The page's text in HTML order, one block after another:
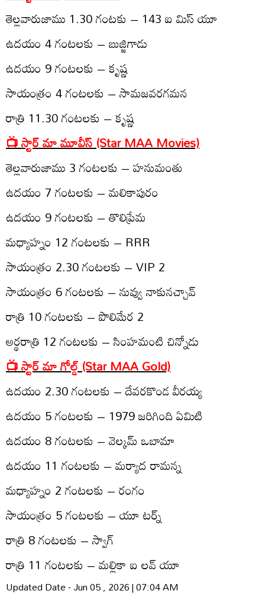
తెల్ల‌వారుజాము 1.30 గంట‌కు – 143 ఐ మిస్ యూ
ఉద‌యం 4 గంట‌ల‌కు – బుజ్జిగాడు
ఉద‌యం 9 గంట‌ల‌కు – కృష్ణ‌
సాయంత్రం 4 గంట‌ల‌కు – సామ‌జ‌వ‌ర‌గ‌మ‌న‌
రాత్రి 11.30 గంట‌ల‌కు – కృష్ణ‌
📺 స్టార్ మా మూవీస్‌ (Star MAA Movies)
తెల్ల‌వారుజాము 3 గంట‌ల‌కు – హ‌నుమంతు
ఉద‌యం 7 గంట‌ల‌కు – మ‌లికాపురం
ఉద‌యం 9 గంట‌ల‌కు – తొలిప్రేమ‌
మ‌ధ్యాహ్నం 12 గంట‌ల‌కు – RRR
సాయంత్రం 2.30 గంట‌ల‌కు – VIP 2
సాయంత్రం 6 గంట‌ల‌కు – నువ్వు నాకున‌చ్చావ్‌
రాత్రి 10 గంట‌ల‌కు – పొలిమేర 2
అర్థ‌రాత్రి 12 గంట‌ల‌కు – సింహ‌మంటి చిన్నోడు
📺 స్టార్ మా గోల్డ్ (Star MAA Gold)
ఉద‌యం 2.30 గంట‌ల‌కు – దేవ‌ర‌కొండ వీర‌య్య‌
ఉద‌యం 5 గంట‌ల‌కు – 1979 జ‌రిగింది ఏమిటి
ఉద‌యం 8 గంట‌ల‌కు – వెల్క‌మ్ ఒబామా
ఉద‌యం 11 గంట‌లకు – మ‌ర్యాద రామ‌న్న‌
మధ్యాహ్నం 2 గంట‌లకు – రంగం
సాయంత్రం 5 గంట‌లకు – యూ ట‌ర్న్‌
రాత్రి 8 గంట‌లకు – స్వాగ్‌
రాత్రి 11 గంట‌ల‌కు – మ‌ల్లికా ఐ ల‌వ్ యూ
Updated Date - Jun 05 , 2026 | 07:04 AM